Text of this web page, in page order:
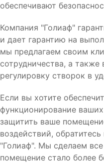
обеспечивают
Компания "Голиаф"
и дает гарантию на
мы предлагаем своим
сотрудничества, а также
регулировку створок в
Если вы хотите
функционирование
защитить ваше
воздействий,
"Голиаф". Мы сделаем
помещение стало более